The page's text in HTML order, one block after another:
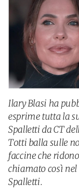
Ilary Blasi ha
esprime tutta la
Spalletti da CT
Totti balla sulle
faccine che
chiamato così nel
Spalletti.